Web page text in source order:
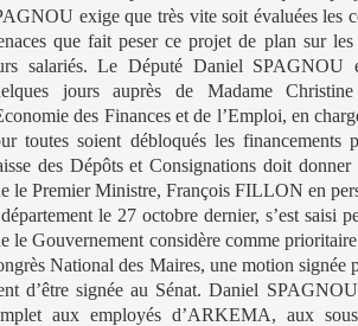
exige que très vite soit évaluées les
que fait peser ce projet de plan sur les
salariés. Le Député Daniel SPAGNOU
jours auprès de Madame
des Finances et de l’Emploi, en
toutes soient débloqués les
des Dépôts et Consignations doit donner
le Premier Ministre, François FILLON en
le 27 octobre dernier, s’est saisi
le Gouvernement considère comme
National des Maires, une motion signée
d’être signée au Sénat. Daniel
aux employés d’ARKEMA, aux